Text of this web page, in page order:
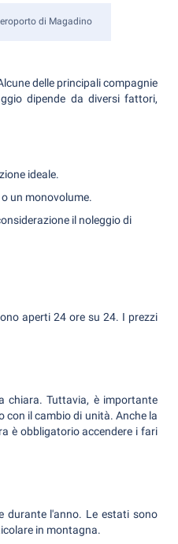
di Magadino
delle principali compagnie
dipende da diversi fattori,
ideale.
un monovolume.
il noleggio di
aperti 24 ore su 24. I prezzi
chiara. Tuttavia, è importante
con il cambio di unità. Anche la
è obbligatorio accendere i fari
durante l'anno. Le estati sono
in montagna.